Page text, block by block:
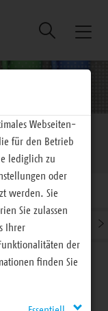
Suche
Bildung
››
Webseiten-
für den Betrieb
lediglich zu
oder
werden. Sie
Sie zulassen
Ihrer
der
finden Sie